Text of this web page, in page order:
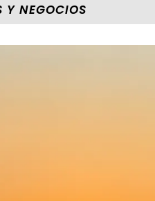
Y NEGOCIOS